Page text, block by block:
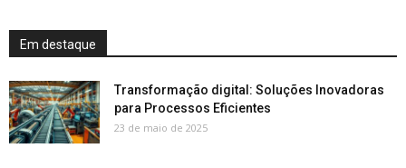
Em destaque
Transformação digital: Soluções Inovadoras
para Processos Eficientes
23 de maio de 2025